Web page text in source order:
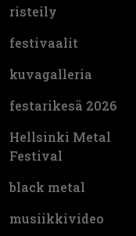
risteily
festivaalit
kuvagalleria
festarikesä 2026
Hellsinki Metal
Festival
black metal
musiikkivideo